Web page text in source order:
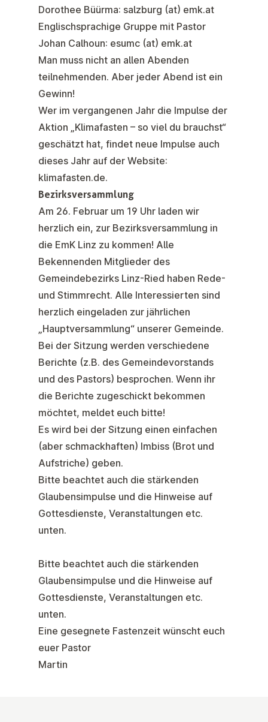
Dorothee Büürma: salzburg (at) emk.at
Englischsprachige Gruppe mit Pastor
Johan Calhoun: esumc (at) emk.at
Man muss nicht an allen Abenden
teilnehmenden. Aber jeder Abend ist ein
Gewinn!
Wer im vergangenen Jahr die Impulse der
Aktion „Klimafasten – so viel du brauchst“
geschätzt hat, findet neue Impulse auch
dieses Jahr auf der Website:
klimafasten.de.
Bezirksversammlung
Am 26. Februar um 19 Uhr laden wir
herzlich ein, zur Bezirksversammlung in
die EmK Linz zu kommen! Alle
Bekennenden Mitglieder des
Gemeindebezirks Linz-Ried haben Rede-
und Stimmrecht. Alle Interessierten sind
herzlich eingeladen zur jährlichen
„Hauptversammlung“ unserer Gemeinde.
Bei der Sitzung werden verschiedene
Berichte (z.B. des Gemeindevorstands
und des Pastors) besprochen. Wenn ihr
die Berichte zugeschickt bekommen
möchtet, meldet euch bitte!
Es wird bei der Sitzung einen einfachen
(aber schmackhaften) Imbiss (Brot und
Aufstriche) geben.
Bitte beachtet auch die stärkenden
Glaubensimpulse und die Hinweise auf
Gottesdienste, Veranstaltungen etc.
unten.
Bitte beachtet auch die stärkenden
Glaubensimpulse und die Hinweise auf
Gottesdienste, Veranstaltungen etc.
unten.
Eine gesegnete Fastenzeit wünscht euch
euer Pastor
Martin